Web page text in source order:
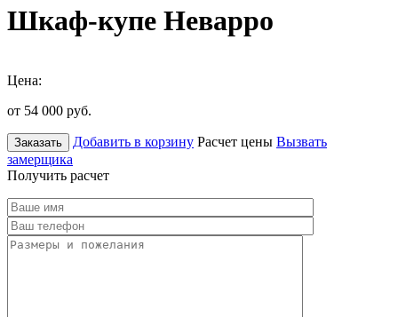
Шкаф-купе Неварро
Цена:
от 54 000 руб.
Заказать Добавить в корзину Расчет цены Вызвать
замерщика
Получить расчет